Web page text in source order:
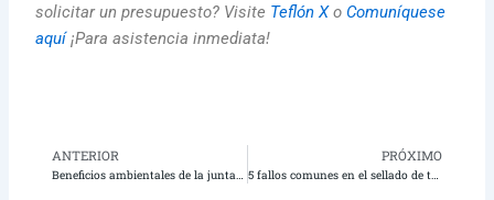
solicitar un presupuesto? Visite Teflón Xo Comuníquese
aquí¡Para asistencia inmediata!
Anterior
ANTERIOR
Beneficios ambientales de la junta tórica de PTFE en comparación con los materiales tradicionales
PRÓXIMO
5 fallos comunes en el sellado de tuberías y cómo la cinta de PTFE de alta densidad puede prevenirlos